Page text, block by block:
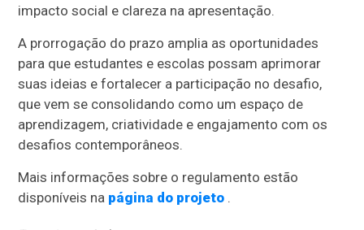
impacto social e clareza na apresentação.
A prorrogação do prazo amplia as oportunidades
para que estudantes e escolas possam aprimorar
suas ideias e fortalecer a participação no desafio,
que vem se consolidando como um espaço de
aprendizagem, criatividade e engajamento com os
desafios contemporâneos.
Mais informações sobre o regulamento estão
disponíveis na página do projeto .